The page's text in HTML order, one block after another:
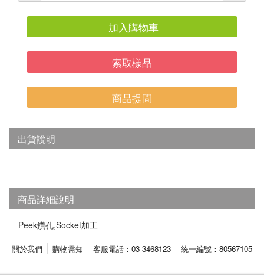
加入購物車
索取樣品
商品提問
出貨說明
商品詳細說明
Peek鑽孔,Socket加工
關於我們 購物需知 客服電話：03-3468123 統一編號：80567105